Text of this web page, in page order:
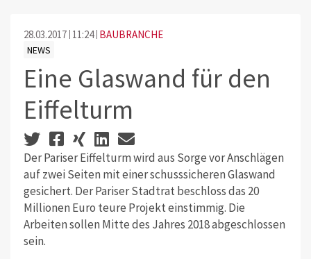
28.03.2017 11:24 BAUBRANCHE
NEWS
Eine Glaswand für den
Eiffelturm
Der Pariser Eiffelturm wird aus Sorge vor Anschlägen
auf zwei Seiten mit einer schusssicheren Glaswand
gesichert. Der Pariser Stadtrat beschloss das 20
Millionen Euro teure Projekt einstimmig. Die
Arbeiten sollen Mitte des Jahres 2018 abgeschlossen
sein.